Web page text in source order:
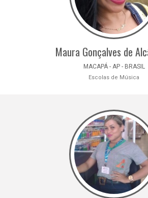
Maura Gonçalves de
MACAPÁ - AP - BRASIL
Escolas de Música